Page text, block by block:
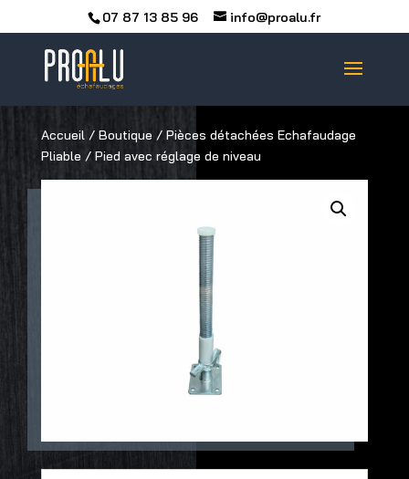
07 87 13 85 96 info@proalu.fr
Accueil/ Boutique / Pièces détachées Echafaudage
Pliable / Pied avec réglage de niveau